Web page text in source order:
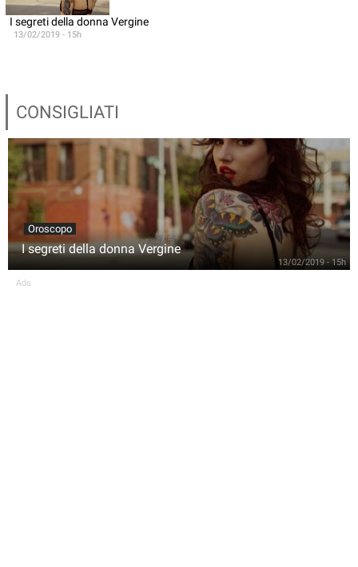
I segreti della donna Vergine
13/02/2019 - 15h
CONSIGLIATI
Oroscopo
I segreti della donna Vergine
13/02/2019 - 15h
Ads